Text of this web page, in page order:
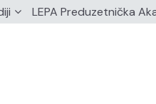
LEPA Preduzetnička